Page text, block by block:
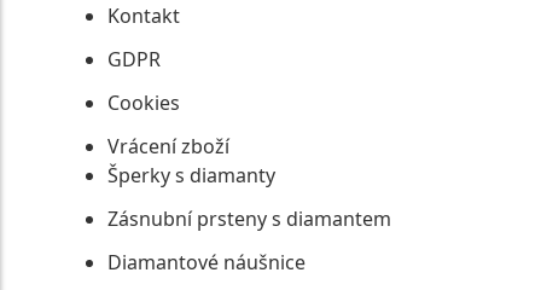
Kontakt
GDPR
Cookies
Vrácení zboží
Šperky s diamanty
Zásnubní prsteny s diamantem
Diamantové náušnice